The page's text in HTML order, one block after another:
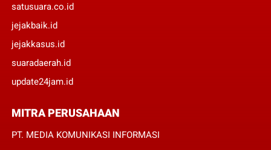
satusuara.co.id
jejakbaik.id
jejakkasus.id
suaradaerah.id
update24jam.id
MITRA PERUSAHAAN
PT. MEDIA KOMUNIKASI INFORMASI